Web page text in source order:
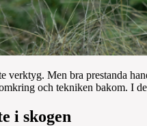
verktyg. Men bra prestanda
och tekniken bakom. I
i skogen